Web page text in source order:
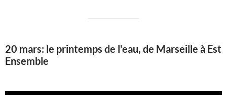
20 mars: le printemps de l'eau, de Marseille à Est
Ensemble